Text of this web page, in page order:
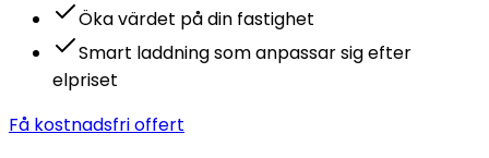
Öka värdet på din fastighet
Smart laddning som anpassar sig efter
elpriset
Få kostnadsfri offert